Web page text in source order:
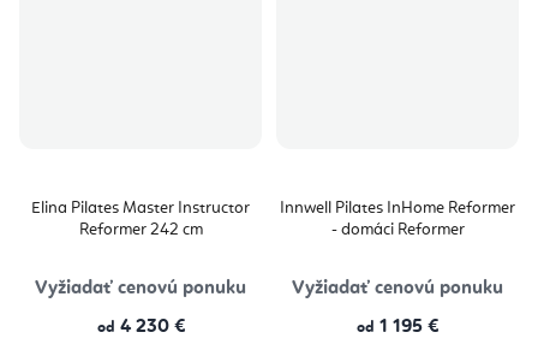
Elina Pilates Master Instructor
Reformer 242 cm
Vyžiadať cenovú ponuku
od 4 230 €
Innwell Pilates InHome Reformer
- domáci Reformer
Vyžiadať cenovú ponuku
od 1 195 €